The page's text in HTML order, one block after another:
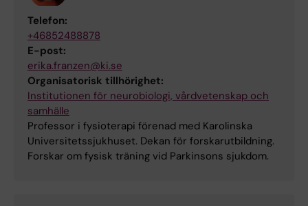
Telefon:
+46852488878
E-post:
erika.franzen@ki.se
Organisatorisk tillhörighet:
Institutionen för neurobiologi, vårdvetenskap och
samhälle
Professor i fysioterapi förenad med Karolinska
Universitetssjukhuset. Dekan för forskarutbildning.
Forskar om fysisk träning vid Parkinsons sjukdom.